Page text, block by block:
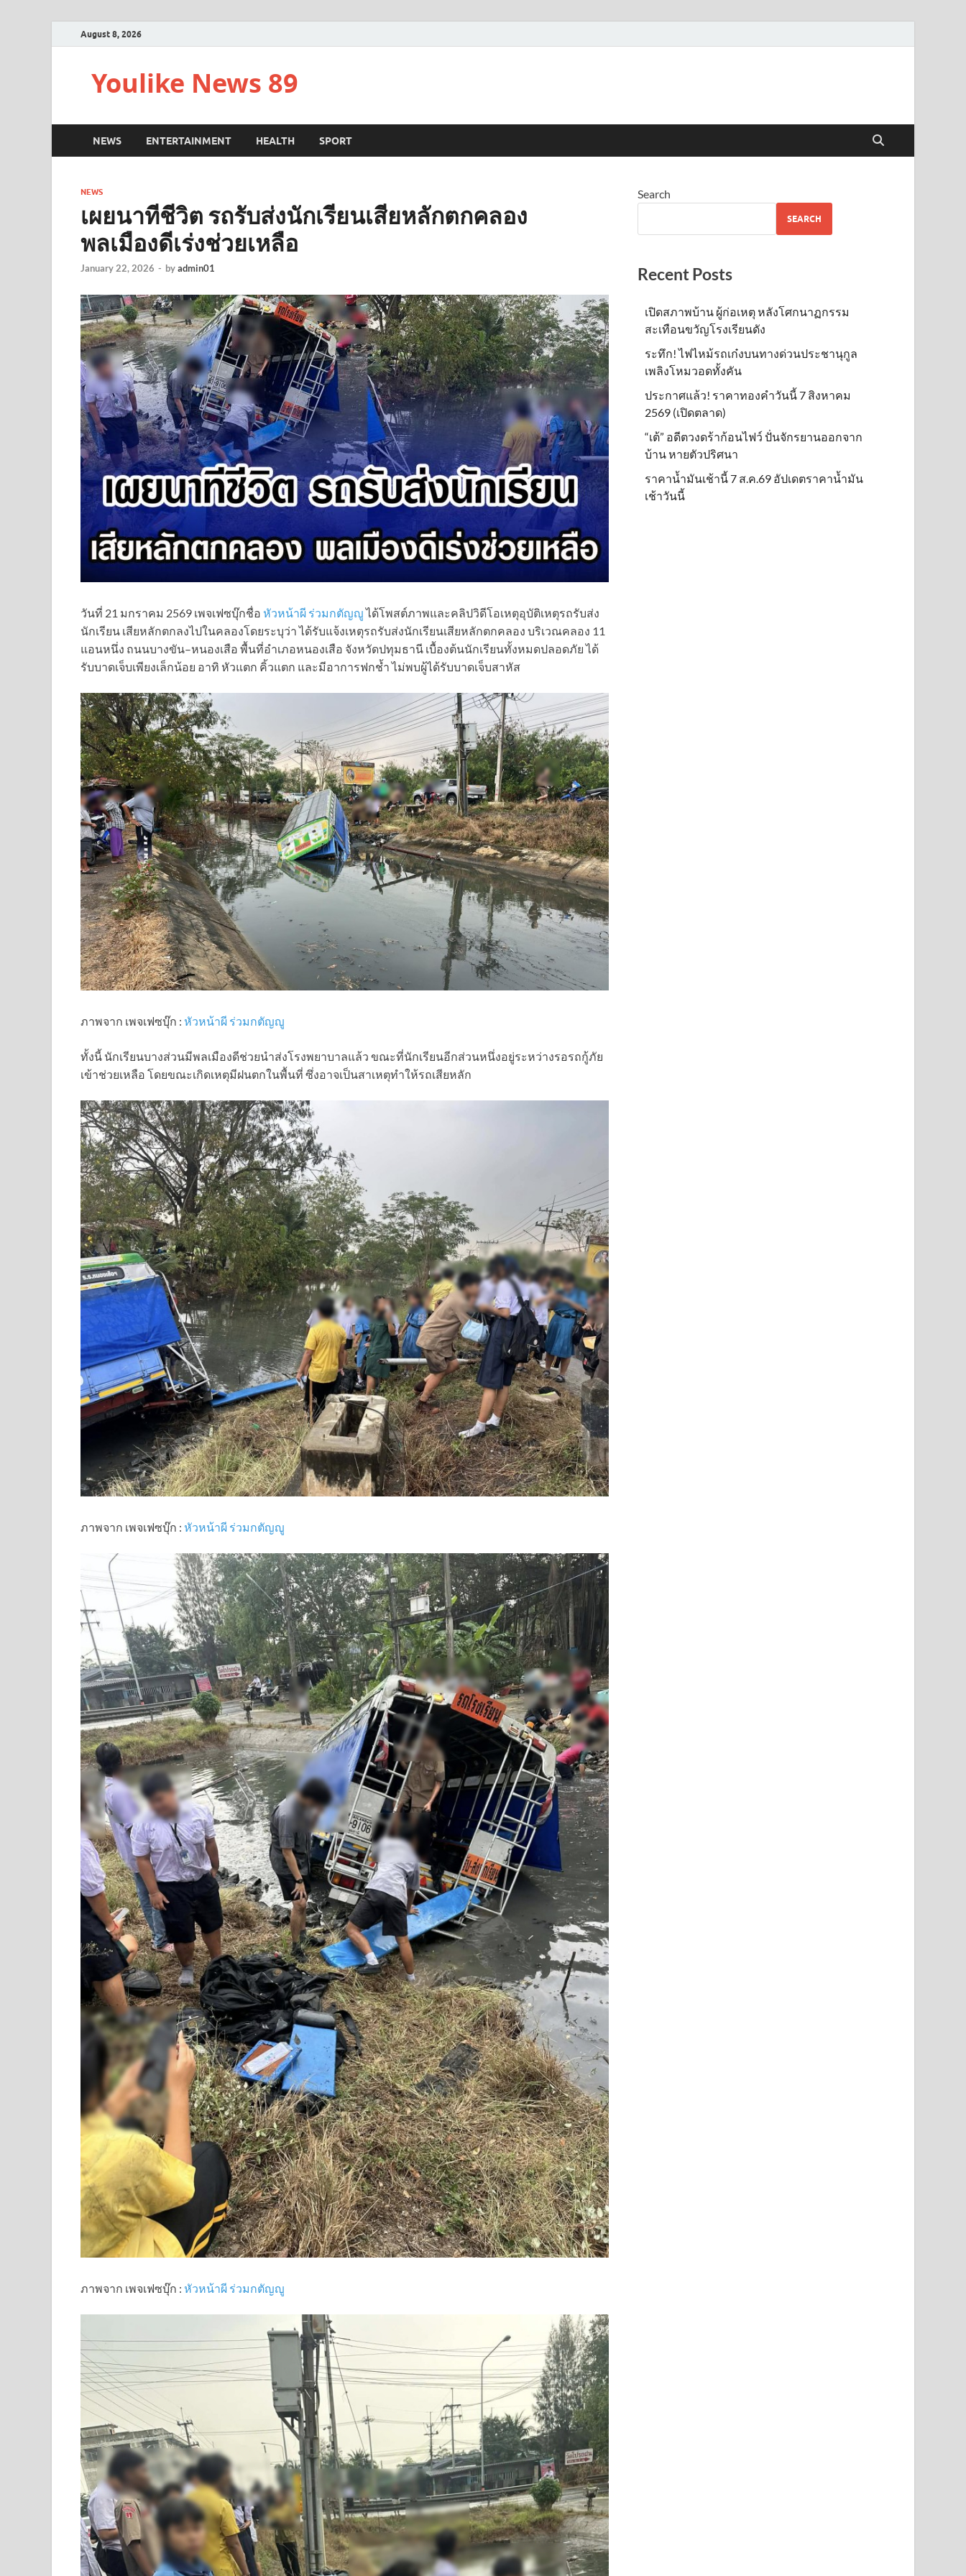
August 8, 2026
Youlike News 89
NEWS ENTERTAINMENT HEALTH SPORT
NEWS
เผยนาทีชีวิต รถรับส่งนักเรียนเสียหลักตกคลอง
พลเมืองดีเร่งช่วยเหลือ
January 22, 2026 - byadmin01
วันที่ 21 มกราคม 2569 เพจเฟซบุ๊กชื่อ หัวหน้าผี ร่วมกตัญญูได้โพสต์ภาพและคลิปวิดีโอเหตุอุบัติเหตุรถรับส่ง
นักเรียน เสียหลักตกลงไปในคลองโดยระบุว่า ได้รับแจ้งเหตุรถรับส่งนักเรียนเสียหลักตกคลอง บริเวณคลอง 11
แอนหนึ่ง ถนนบางขัน–หนองเสือ พื้นที่อำเภอหนองเสือ จังหวัดปทุมธานี เบื้องต้นนักเรียนทั้งหมดปลอดภัย ได้
รับบาดเจ็บเพียงเล็กน้อย อาทิ หัวแตก คิ้วแตก และมีอาการฟกช้ำ ไม่พบผู้ได้รับบาดเจ็บสาหัส
ภาพจาก เพจเฟซบุ๊ก : หัวหน้าผี ร่วมกตัญญู
ทั้งนี้ นักเรียนบางส่วนมีพลเมืองดีช่วยนำส่งโรงพยาบาลแล้ว ขณะที่นักเรียนอีกส่วนหนึ่งอยู่ระหว่างรอรถกู้ภัย
เข้าช่วยเหลือ โดยขณะเกิดเหตุมีฝนตกในพื้นที่ ซึ่งอาจเป็นสาเหตุทำให้รถเสียหลัก
ภาพจาก เพจเฟซบุ๊ก : หัวหน้าผี ร่วมกตัญญู
ภาพจาก เพจเฟซบุ๊ก : หัวหน้าผี ร่วมกตัญญู
Search
SEARCH
Recent Posts
เปิดสภาพบ้าน ผู้ก่อเหตุ หลังโศกนาฏกรรม
สะเทือนขวัญโรงเรียนดัง
ระทึก! ไฟไหม้รถเก๋งบนทางด่วนประชานุกูล
เพลิงโหมวอดทั้งคัน
ประกาศแล้ว! ราคาทองคำวันนี้ 7 สิงหาคม
2569 (เปิดตลาด)
“เต้” อดีตวงดร้าก้อนไฟว์ ปั่นจักรยานออกจาก
บ้าน หายตัวปริศนา
ราคาน้ำมันเช้านี้ 7 ส.ค.69 อัปเดตราคาน้ำมัน
เช้าวันนี้